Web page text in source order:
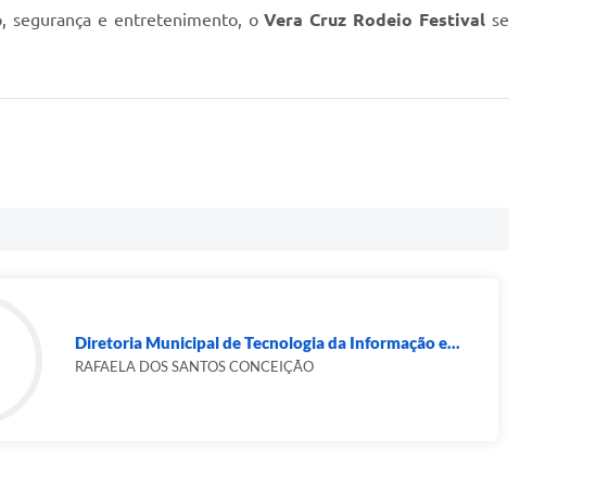
segurança e entretenimento, oVera Cruz Rodeio Festival se
Diretoria Municipal de Tecnologia da Informação e...
RAFAELA DOS SANTOS CONCEIÇÃO